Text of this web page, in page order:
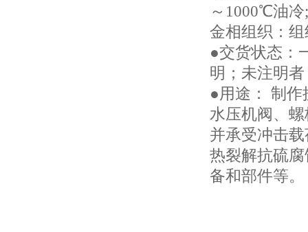
～1000℃油
金相组织：
●交货状态：
明；未注明
●用途： 制
水压机阀、
并承受冲击
热裂解抗硫
备和部件等。